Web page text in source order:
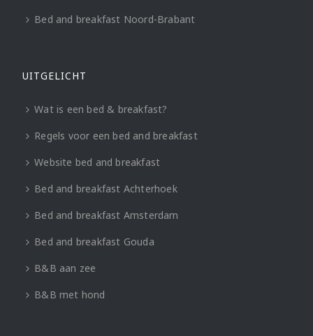
Bed and breakfast Noord-Brabant
UITGELICHT
Wat is een bed & breakfast?
Regels voor een bed and breakfast
Website bed and breakfast
Bed and breakfast Achterhoek
Bed and breakfast Amsterdam
Bed and breakfast Gouda
B&B aan zee
B&B met hond